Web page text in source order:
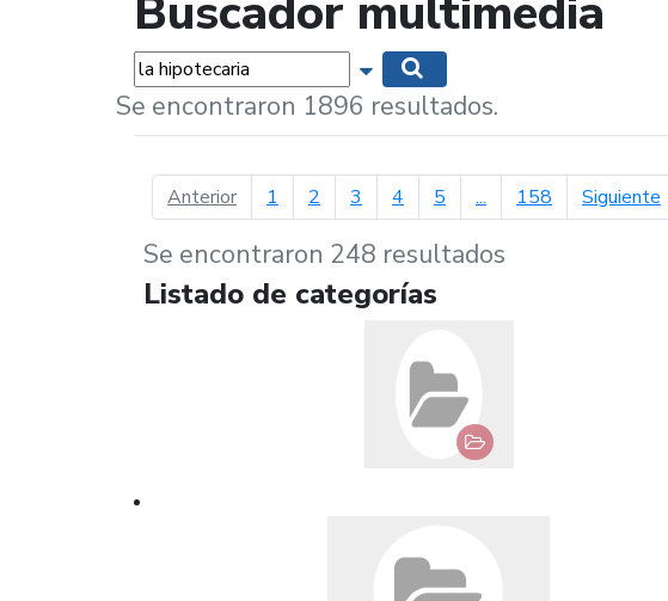
Buscador multimedia
Palabras... Mostrar opciones de búsqueda
Se encontraron 1896 resultados.
Anteriorpágina anterior
1 2 3 4 5 ... 158 Siguiente
Se encontraron 248 resultados
Listado de categorías